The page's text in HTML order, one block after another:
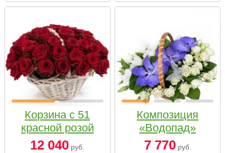
Корзина с 51
красной розой
12 040 руб.
Композиция
«Водопад»
7 770руб.